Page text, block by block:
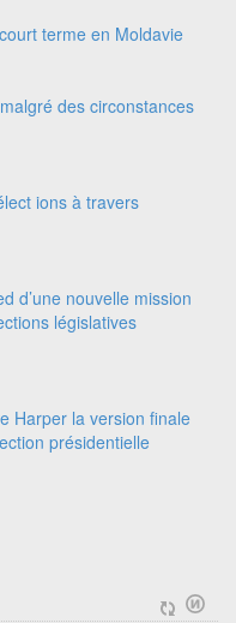
terme en Moldavie
des circonstances
ions à travers
d’une nouvelle mission
législatives
Harper la version finale
présidentielle